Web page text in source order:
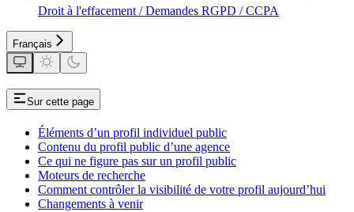
Droit à l'effacement / Demandes RGPD / CCPA
Français
Sur cette page
Éléments d’un profil individuel public
Contenu du profil public d’une agence
Ce qui ne figure pas sur un profil public
Moteurs de recherche
Comment contrôler la visibilité de votre profil aujourd’hui
Changements à venir